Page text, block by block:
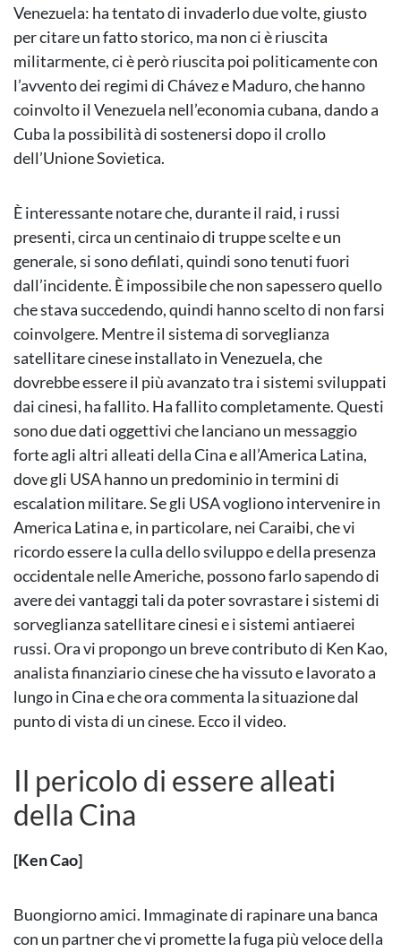
Venezuela: ha tentato di invaderlo due volte, giusto
per citare un fatto storico, ma non ci è riuscita
militarmente, ci è però riuscita poi politicamente con
l’avvento dei regimi di Chávez e Maduro, che hanno
coinvolto il Venezuela nell’economia cubana, dando a
Cuba la possibilità di sostenersi dopo il crollo
dell’Unione Sovietica.
È interessante notare che, durante il raid, i russi
presenti, circa un centinaio di truppe scelte e un
generale, si sono defilati, quindi sono tenuti fuori
dall’incidente. È impossibile che non sapessero quello
che stava succedendo, quindi hanno scelto di non farsi
coinvolgere. Mentre il sistema di sorveglianza
satellitare cinese installato in Venezuela, che
dovrebbe essere il più avanzato tra i sistemi sviluppati
dai cinesi, ha fallito. Ha fallito completamente. Questi
sono due dati oggettivi che lanciano un messaggio
forte agli altri alleati della Cina e all’America Latina,
dove gli USA hanno un predominio in termini di
escalation militare. Se gli USA vogliono intervenire in
America Latina e, in particolare, nei Caraibi, che vi
ricordo essere la culla dello sviluppo e della presenza
occidentale nelle Americhe, possono farlo sapendo di
avere dei vantaggi tali da poter sovrastare i sistemi di
sorveglianza satellitare cinesi e i sistemi antiaerei
russi. Ora vi propongo un breve contributo di Ken Kao,
analista finanziario cinese che ha vissuto e lavorato a
lungo in Cina e che ora commenta la situazione dal
punto di vista di un cinese. Ecco il video.
Il pericolo di essere alleati
della Cina
[Ken Cao]
Buongiorno amici. Immaginate di rapinare una banca
con un partner che vi promette la fuga più veloce della